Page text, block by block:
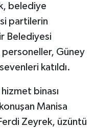
belediye
partilerin
Belediyesi
personeller, Güney
katıldı.
binası
Manisa
Zeyrek, üzüntü